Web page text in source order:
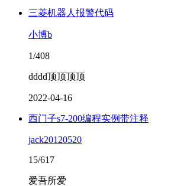
三菱机器人报警代码
小博b
1/408
dddd顶顶顶顶
2022-04-16
西门子s7-200编程实例带注释
jack20120520
15/617
爱吾所爱